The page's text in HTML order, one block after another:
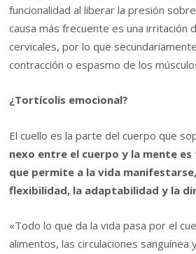
funcionalidad al liberar la presión
causa más frecuente es una irritación
cervicales, por lo que
contracción o espasmo de los
¿Tortícolis emocional?
El cuello es la parte del cuerpo que
nexo entre el cuerpo y la mente
que permite a la vida
flexibilidad, la adaptabilidad y la
«Todo lo que da la vida pasa por el
alimentos, las circulaciones sanguínea